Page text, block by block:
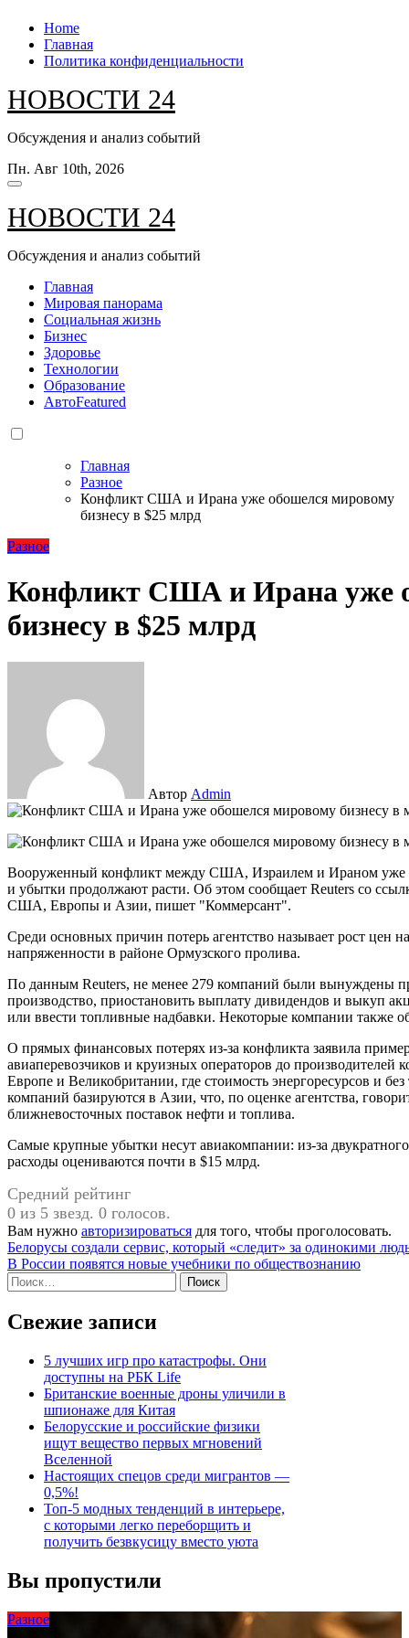
Перейти
содержанию
Home
Главная
Политика конфиденциальности
НОВОСТИ 24
Обсуждения и анализ событий
Пн. Авг 10th, 2026
НОВОСТИ 24
Обсуждения и анализ событий
Главная
Мировая панорама
Социальная жизнь
Бизнес
Здоровье
Технологии
Образование
АвтоFeatured
Главная
Разное
Конфликт США и Ирана уже обошелся мировому
бизнесу в $25 млрд
Разное
Конфликт США и Ирана уже
бизнесу в $25 млрд
Автор Admin
Вооруженный конфликт между США, Израилем и Ираном уже
и убытки продолжают расти. Об этом сообщает Reuters со
США, Европы и Азии, пишет "Коммерсант".
Среди основных причин потерь агентство называет рост цен
напряженности в районе Ормузского пролива.
По данным Reuters, не менее 279 компаний были вынуждены
производство, приостановить выплату дивидендов и выкуп
или ввести топливные надбавки. Некоторые компании также
О прямых финансовых потерях из-за конфликта заявила
авиаперевозчиков и круизных операторов до производителей
Европе и Великобритании, где стоимость энергоресурсов и
компаний базируются в Азии, что, по оценке агентства,
ближневосточных поставок нефти и топлива.
Самые крупные убытки несут авиакомпании: из-за
расходы оцениваются почти в $15 млрд.
Средний рейтинг
0 из 5 звезд. 0 голосов.
Вам нужно авторизироваться для того, чтобы проголосовать.
Навигация
по
записям
Белорусы создали сервис, который «следит» за одинокими
В России появятся новые учебники по обществознанию
Найти:
Свежие записи
5 лучших игр про катастрофы. Они
доступны на РБК Life
Британские военные дроны уличили в
шпионаже для Китая
Белорусские и российские физики
ищут вещество первых мгновений
Вселенной
Настоящих спецов среди мигрантов —
0,5%!
Топ-5 модных тенденций в интерьере,
с которыми легко переборщить и
получить безвкусицу вместо уюта
Вы пропустили
Разное